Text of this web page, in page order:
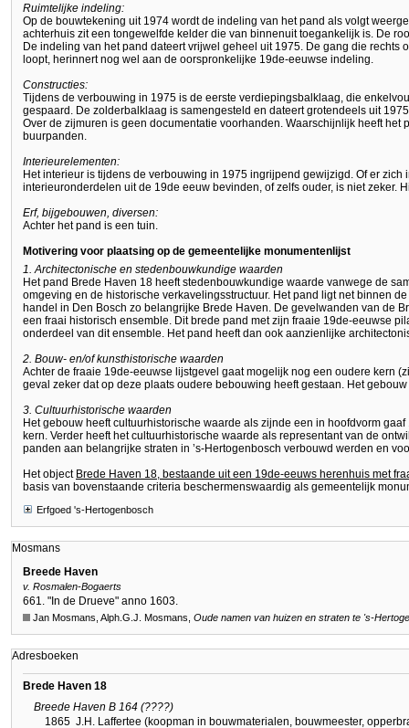
Ruimtelijke indeling:
Op de bouwtekening uit 1974 wordt de indeling van het pand als volgt
achterhuis zit een tongewelfde kelder die van binnenuit toegankelijk is. De
De indeling van het pand dateert vrijwel geheel uit 1975. De gang die rechts
loopt, herinnert nog wel aan de oorspronkelijke 19de-eeuwse indeling.
Constructies:
Tijdens de verbouwing in 1975 is de eerste verdiepingsbalklaag, die
gespaard. De zolderbalklaag is samengesteld en dateert grotendeels uit
Over de zijmuren is geen documentatie voorhanden. Waarschijnlijk heeft het
buurpanden.
Interieurelementen:
Het interieur is tijdens de verbouwing in 1975 ingrijpend gewijzigd. Of er zich
interieuronderdelen uit de 19de eeuw bevinden, of zelfs ouder, is niet zeker.
Erf, bijgebouwen, diversen:
Achter het pand is een tuin.
Motivering voor plaatsing op de gemeentelijke monumentenlijst
1. Architectonische en stedenbouwkundige waarden
Het pand Brede Haven 18 heeft stedenbouwkundige waarde vanwege de
omgeving en de historische verkavelingsstructuur. Het pand ligt net binnen
handel in Den Bosch zo belangrijke Brede Haven. De gevelwanden van de
een fraai historisch ensemble. Dit brede pand met zijn fraaie 19de-eeuwse
onderdeel van dit ensemble. Het pand heeft dan ook aanzienlijke
2. Bouw- en/of kunsthistorische waarden
Achter de fraaie 19de-eeuwse lijstgevel gaat mogelijk nog een oudere kern
geval zeker dat op deze plaats oudere bebouwing heeft gestaan. Het
3. Cultuurhistorische waarden
Het gebouw heeft cultuurhistorische waarde als zijnde een in hoofdvorm
kern. Verder heeft het cultuurhistorische waarde als representant van de
panden aan belangrijke straten in ’s-Hertogenbosch verbouwd werden en
Het object Brede Haven 18, bestaande uit een 19de-eeuws herenhuis met
basis van bovenstaande criteria beschermenswaardig als gemeentelijk
Erfgoed 's-Hertogenbosch
Mosmans
Breede Haven
v. Rosmalen-Bogaerts
661. "In de Drueve" anno 1603.
Jan Mosmans, Alph.G.J. Mosmans, Oude namen van huizen en straten te 's-
Adresboeken
Brede Haven 18
Breede Haven B 164 (????)
1865 J.H. Laffertee (koopman in bouwmaterialen, bouwmeester,